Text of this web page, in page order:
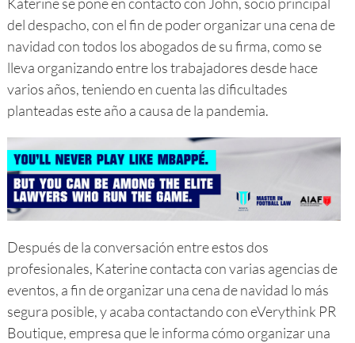
del despacho, con el fin de poder organizar una cena de
navidad con todos los abogados de su firma, como se
lleva organizando entre los trabajadores desde hace
varios años, teniendo en cuenta las dificultades
planteadas este año a causa de la pandemia.
Después de la conversación entre estos dos
profesionales, Katerine contacta con varias agencias de
eventos, a fin de organizar una cena de navidad lo más
segura posible, y acaba contactando con eVerythink PR
Boutique, empresa que le informa cómo organizar una